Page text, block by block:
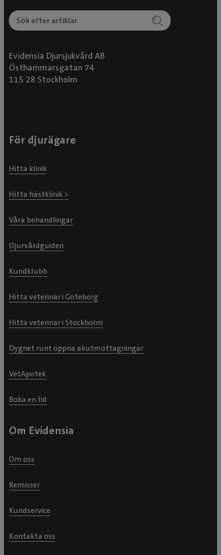
Evidensia Djursjukvård AB
Östhammarsgatan 74
115 28 Stockholm
För djurägare
Hitta klinik
Hitta hästklinik >
Våra behandlingar
Djurvårdguiden
Kundklubb
Hitta veterinär i Göteborg
Hitta veterinär i Stockholm
Dygnet runt öppna akutmottagningar
VetApotek
Boka en tid
Om Evidensia
Om oss
Remisser
Kundservice
Kontakta oss